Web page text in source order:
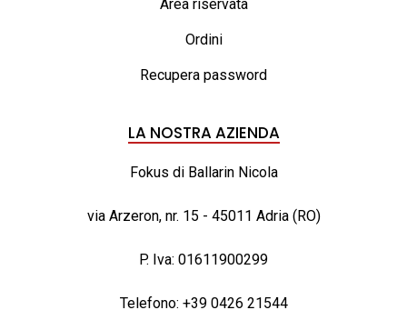
Area riservata
Ordini
Recupera password
LA NOSTRA AZIENDA
Fokus di Ballarin Nicola
via Arzeron, nr. 15 - 45011 Adria (RO)
P. Iva: 01611900299
Telefono: +39 0426 21544